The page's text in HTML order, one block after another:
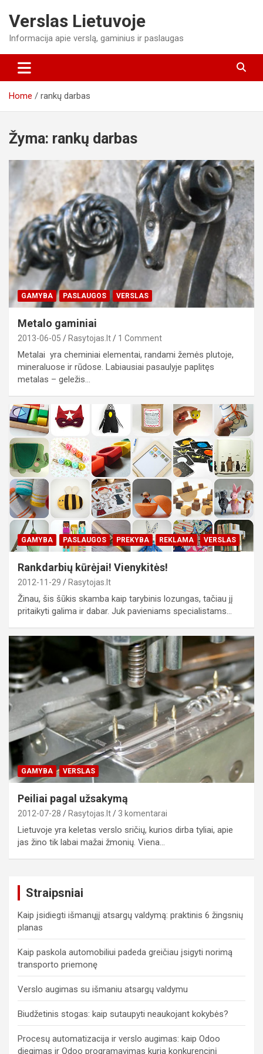
content
Verslas Lietuvoje
Informacija apie verslą, gaminius ir paslaugas
Home rankų darbas
Žyma: rankų darbas
GAMYBA PASLAUGOS VERSLAS
Metalo gaminiai
2013-06-05 Rasytojas.lt 1 Comment
Metalai yra cheminiai elementai, randami žemės plutoje,
mineraluose ir rūdose. Labiausiai pasaulyje paplitęs
metalas – geležis…
GAMYBA PASLAUGOS PREKYBA REKLAMA VERSLAS
Rankdarbių kūrėjai! Vienykitės!
2012-11-29 Rasytojas.lt
Žinau, šis šūkis skamba kaip tarybinis lozungas, tačiau jį
pritaikyti galima ir dabar. Juk pavieniams specialistams…
GAMYBA VERSLAS
Peiliai pagal užsakymą
2012-07-28 Rasytojas.lt 3 komentarai
Lietuvoje yra keletas verslo sričių, kurios dirba tyliai, apie
jas žino tik labai mažai žmonių. Viena…
Straipsniai
Kaip įsidiegti išmanųjį atsargų valdymą: praktinis 6 žingsnių
planas
Kaip paskola automobiliui padeda greičiau įsigyti norimą
transporto priemonę
Verslo augimas su išmaniu atsargų valdymu
Biudžetinis stogas: kaip sutaupyti neaukojant kokybės?
Procesų automatizacija ir verslo augimas: kaip Odoo
diegimas ir Odoo programavimas kuria konkurencinį